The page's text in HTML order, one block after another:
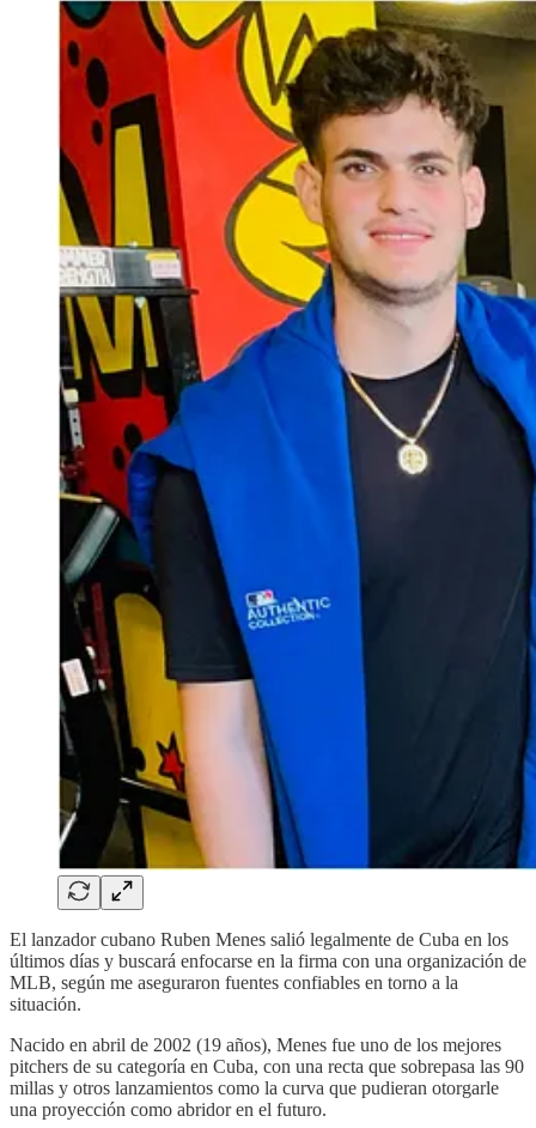
El lanzador cubano Ruben Menes salió legalmente de Cuba en los
últimos días y buscará enfocarse en la firma con una organización de
MLB, según me aseguraron fuentes confiables en torno a la
situación.
Nacido en abril de 2002 (19 años), Menes fue uno de los mejores
pitchers de su categoría en Cuba, con una recta que sobrepasa las 90
millas y otros lanzamientos como la curva que pudieran otorgarle
una proyección como abridor en el futuro.